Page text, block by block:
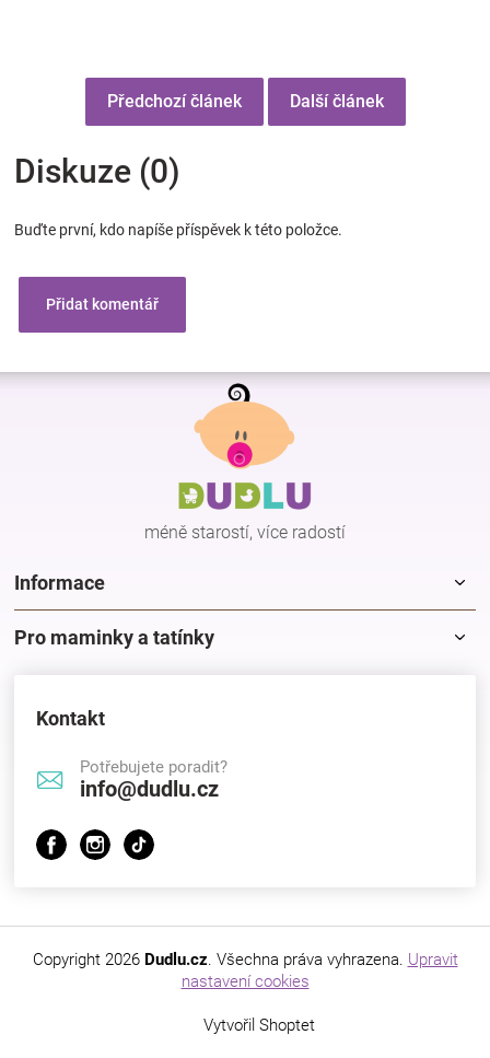
Předchozí článek Další článek
Diskuze (0)
Buďte první, kdo napíše příspěvek k této položce.
Přidat komentář
Z
méně starostí, více radostí
Informace
Pro maminky a tatínky
Kontakt
Potřebujete poradit?
info@dudlu.cz
Vytvořil Shoptet
Copyright 2026 Dudlu.cz. Všechna práva vyhrazena. Upravit
nastavení cookies